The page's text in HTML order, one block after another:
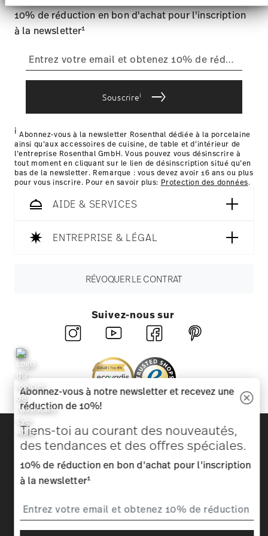
Website an unsere Partner für soziale Medien,
Werbung und Analysen weiter. Unsere Partner
führen diese Informationen möglicherweise mit
weiteren Daten zusammen, die Sie ihnen
Nutzung der Dienste gesammelt haben.
France avec UPS (livraison standard).
Suivi: Vous recevrez un code de suivi par e-mail dès que
votre colis sera expédié.
retours
Livraison dans d'autres pays
les détails pour chaque pays de livraison
ici
10% de réduction en bon d'achat pour l'inscription
à la newsletter1
Souscrirei
i Abonnez-vous à la newsletter Rosenthal dédiée à la porcelaine
ainsi qu’aux accessoires de cuisine, de table et d’intérieur de
l’entreprise Rosenthal GmbH. Vous pouvez vous désinscrire à
tout moment en cliquant sur le lien de désinscription situé qu’en
bas de la newsletter. Remarque : vous devez avoir 16 ans ou plus
pour vous inscrire. Pour en savoir plus: Protection des données.
AIDE & SERVICES
ENTREPRISE & LÉGAL
RÉVOQUER LE CONTRAT
Suivez-nous sur
Découvrez toutes nos marques
Beauté et fonctionnalité pour votre maison
Protection des données
Mentions
légales
Modifier le consentement aux cookies
* Tous les prix avec TVA inclus etplus frais d'expédition.
Abonnez-vous à notre newsletter et recevez une
réduction de 10%!
Tiens-toi au courant des nouveautés,
des tendances et des offres spéciales.
10% de réduction en bon d'achat pour l'inscription
à la newsletter1